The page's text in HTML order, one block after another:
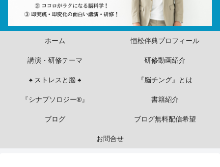
ホーム 恒松伴典プロフィール
講演・研修テーマ 研修動画紹介
♠ ストレスと脳 ♠ 『脳チング』とは
『シナプソロジー®』 書籍紹介
ブログ ブログ無料配信希望
お問合せ